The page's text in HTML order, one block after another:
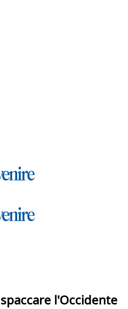
l'Occidente